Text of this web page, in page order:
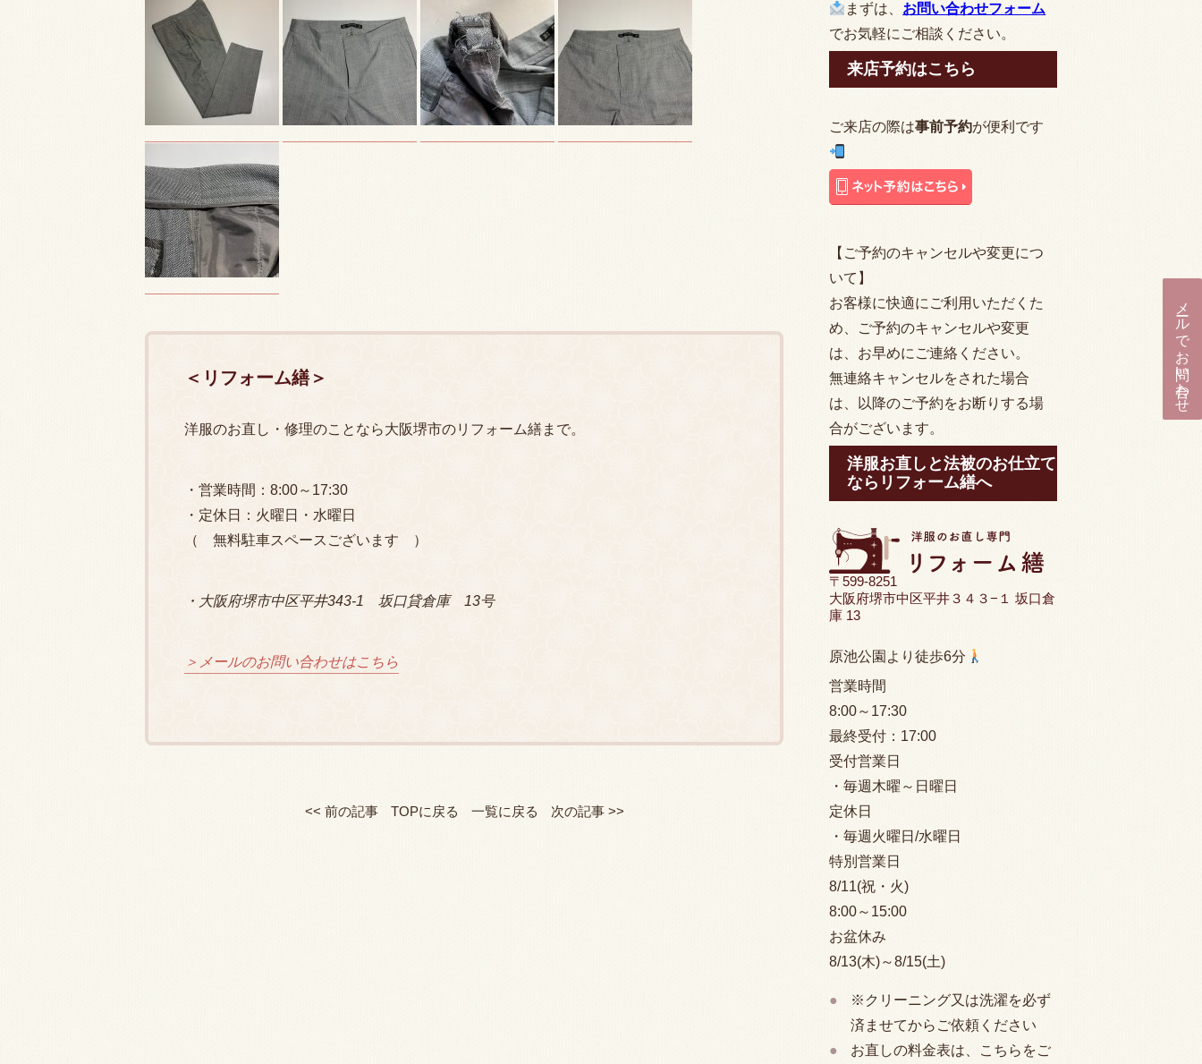
メールでお問い合わせ
＜リフォーム繕＞
洋服のお直し・修理のことなら大阪堺市のリフォーム繕まで。
・営業時間：8:00～17:30
・定休日：火曜日・水曜日
（ 無料駐車スペースございます ）
・大阪府堺市中区平井343-1 坂口貸倉庫 13号
＞メールのお問い合わせはこちら
<< 前の記事 TOPに戻る 一覧に戻る 次の記事 >>
まずは、 お問い合わせフォーム
でお気軽にご相談ください。
来店予約はこちら
ご来店の際は事前予約が便利です
【ご予約のキャンセルや変更につ
いて】
お客様に快適にご利用いただくた
め、ご予約のキャンセルや変更
は、お早めにご連絡ください。
無連絡キャンセルをされた場合
は、以降のご予約をお断りする場
合がございます。
洋服お直しと法被のお仕立て
ならリフォーム繕へ
〒599-8251
大阪府堺市中区平井３４３−１ 坂口倉
庫 13
原池公園より徒歩6分
営業時間
8:00～17:30
最終受付： 17:00
受付営業日
・毎週木曜～日曜日
定休日
・毎週火曜日/水曜日
特別営業日
8/11(祝・火)
8:00～15:00
お盆休み
8/13(木)～8/15(土)
※クリーニング又は洗濯を必ず
済ませてからご依頼ください
お直しの料金表は、こちらをご